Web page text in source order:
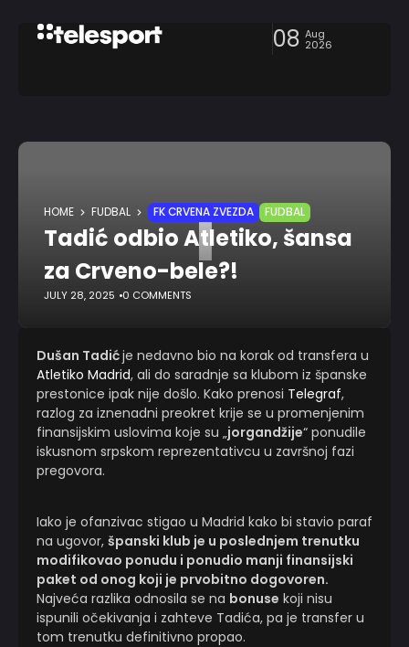
08 Aug
2026
T
HOME FUDBAL FK CRVENA ZVEZDA FUDBAL
Tadić odbio Atletiko, šansa
za Crveno-bele?!
JULY 28, 2025 0 COMMENTS
Dušan Tadićje nedavno bio na korak od transfera u
Atletiko Madrid, ali do saradnje sa klubom iz španske
prestonice ipak nije došlo. Kako prenosi Telegraf,
razlog za iznenadni preokret krije se u promenjenim
finansijskim uslovima koje su „jorgandžije“ ponudile
iskusnom srpskom reprezentativcu u završnoj fazi
pregovora.
Iako je ofanzivac stigao u Madrid kako bi stavio paraf
na ugovor, španski klub je u poslednjem trenutku
modifikovao ponudu i ponudio manji finansijski
paket od onog koji je prvobitno dogovoren.
Najveća razlika odnosila se na bonuse koji nisu
ispunili očekivanja i zahteve Tadića, pa je transfer u
tom trenutku definitivno propao.